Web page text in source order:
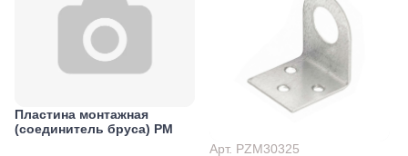
Пластина монтажная
(соединитель бруса) PM
Арт. PZM30325